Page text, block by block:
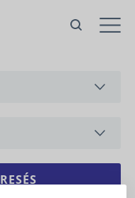
kerttel -
kérjük töltse ki
3